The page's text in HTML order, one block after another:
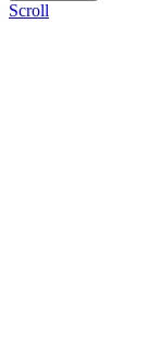
Scroll